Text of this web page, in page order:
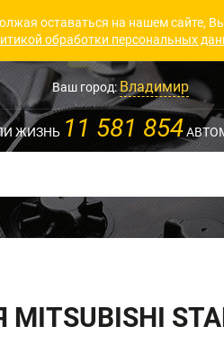
оставаться на нашем сайте,
обработки персональных
Ваш город:Владимир
ЖИЗНЬ 11 581 854